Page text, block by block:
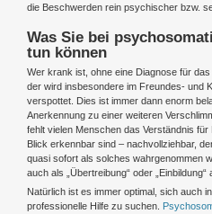
die Beschwerden rein psychischer bzw.
Was Sie bei
tun können
Wer krank ist, ohne eine Diagnose für
der wird insbesondere im Freundes- und
verspottet. Dies ist immer dann enorm
Anerkennung zu einer weiteren
fehlt vielen Menschen das Verständnis
Blick erkennbar sind – nachvollziehbar,
quasi sofort als solches wahrgenommen
auch als „Übertreibung“ oder „Einbildung“
Natürlich ist es immer optimal, sich auch
professionelle Hilfe zu suchen.